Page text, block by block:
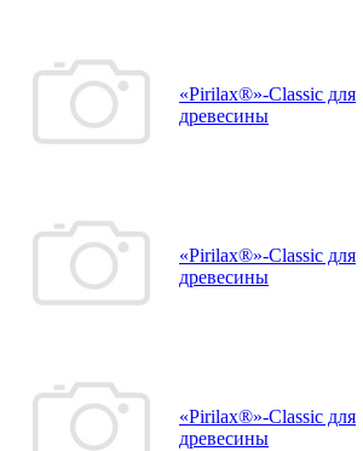
«Pirilax®»-Classic для
древесины
«Pirilax®»-Classic для
древесины
«Pirilax®»-Classic для
древесины